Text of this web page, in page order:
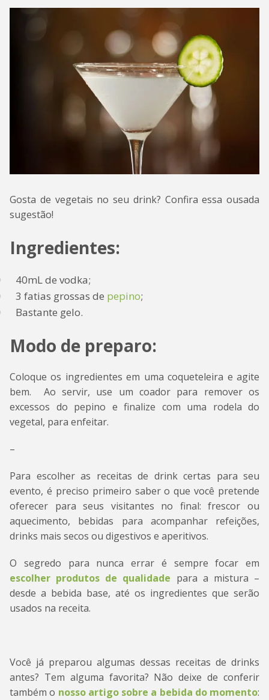
Gosta de vegetais no seu drink? Confira essa ousada
sugestão!
Ingredientes:
40mL de vodka;
3 fatias grossas de pepino;
Bastante gelo.
Modo de preparo:
Coloque os ingredientes em uma coqueteleira e agite
bem. Ao servir, use um coador para remover os
excessos do pepino e finalize com uma rodela do
vegetal, para enfeitar.
–
Para escolher as receitas de drink certas para seu
evento, é preciso primeiro saber o que você pretende
oferecer para seus visitantes no final: frescor ou
aquecimento, bebidas para acompanhar refeições,
drinks mais secos ou digestivos e aperitivos.
O segredo para nunca errar é sempre focar em
escolher produtos de qualidade para a mistura –
desde a bebida base, até os ingredientes que serão
usados na receita.
Você já preparou algumas dessas receitas de drinks
antes? Tem alguma favorita? Não deixe de conferir
também o nosso artigo sobre a bebida do momento: